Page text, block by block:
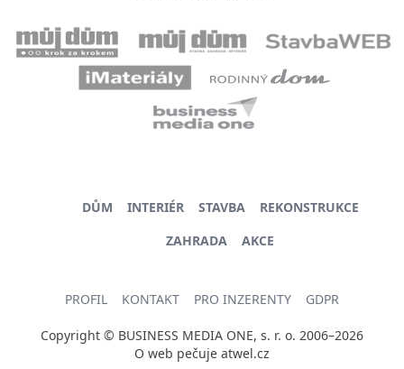
DŮM INTERIÉR STAVBA
REKONSTRUKCE
ZAHRADA
AKCE
PROFIL KONTAKT PRO INZERENTY GDPR
Copyright © BUSINESS MEDIA ONE, s. r. o. 2006–2026